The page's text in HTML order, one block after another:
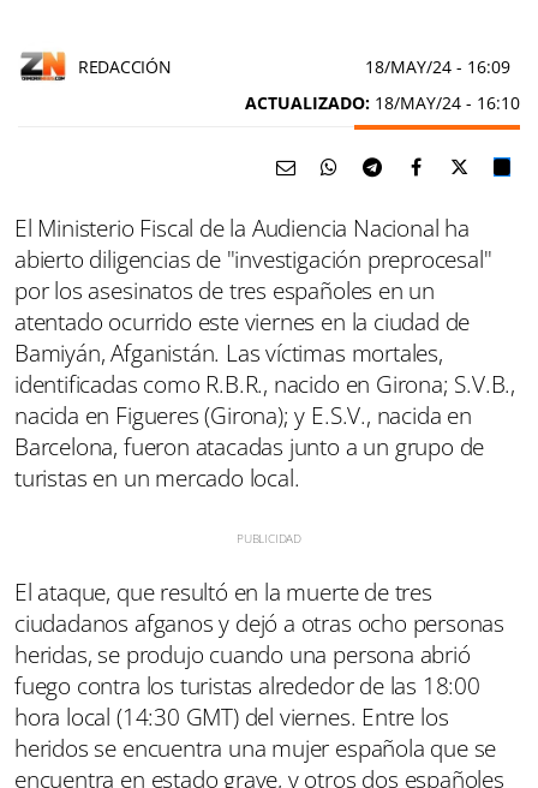
REDACCIÓN 18/MAY/24 - 16:09
ACTUALIZADO: 18/MAY/24 - 16:10
El Ministerio Fiscal de la Audiencia Nacional ha
abierto diligencias de "investigación preprocesal"
por los asesinatos de tres españoles en un
atentado ocurrido este viernes en la ciudad de
Bamiyán, Afganistán. Las víctimas mortales,
identificadas como R.B.R., nacido en Girona; S.V.B.,
nacida en Figueres (Girona); y E.S.V., nacida en
Barcelona, fueron atacadas junto a un grupo de
turistas en un mercado local.
El ataque, que resultó en la muerte de tres
ciudadanos afganos y dejó a otras ocho personas
heridas, se produjo cuando una persona abrió
fuego contra los turistas alrededor de las 18:00
hora local (14:30 GMT) del viernes. Entre los
heridos se encuentra una mujer española que se
encuentra en estado grave, y otros dos españoles